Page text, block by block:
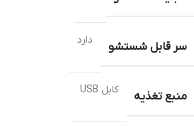
سر قابل شستشو دارد
منبع تغذیه کابل USB